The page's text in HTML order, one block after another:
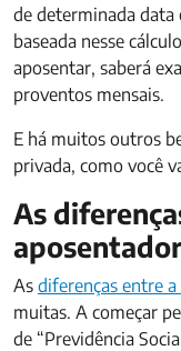
de determinada data
baseada nesse
aposentar, saberá
proventos mensais.
E há muitos outros
privada, como você
As
As diferenças entre
muitas. A começar
de “Previdência